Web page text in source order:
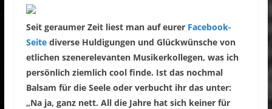
Seit geraumer Zeit liest man auf eurer Facebook-
Seite diverse Huldigungen und Glückwünsche von
etlichen szenerelevanten Musikerkollegen, was ich
persönlich ziemlich cool finde. Ist das nochmal
Balsam für die Seele oder verbucht ihr das unter:
„Na ja, ganz nett. All die Jahre hat sich keiner für